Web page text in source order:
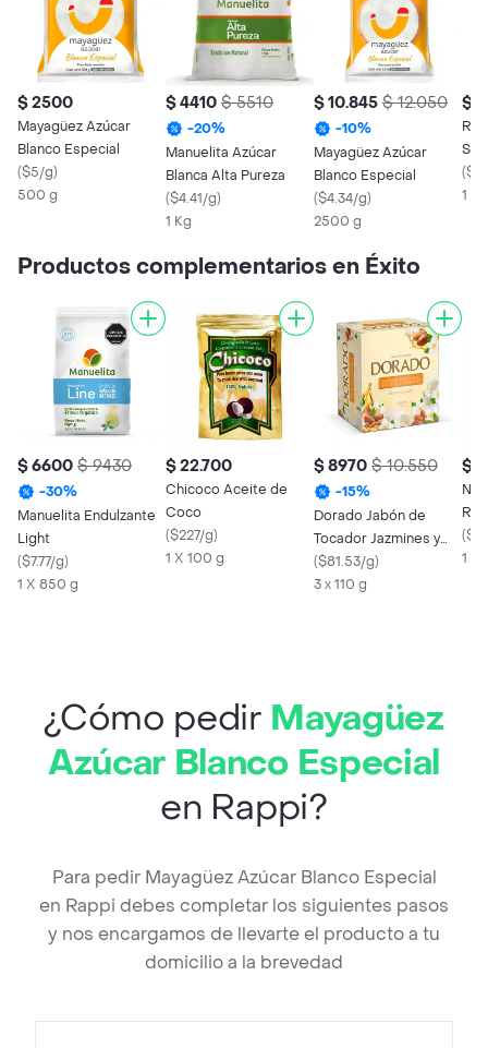
$ 2500
Mayagüez Azúcar
Blanco Especial
($5/g)
500 g
$ 4410 $ 5510
-20%
Manuelita Azúcar
Blanca Alta Pureza
($4.41/g)
1 Kg
$ 10.845 $ 12.050
-10%
Mayagüez Azúcar
Blanco Especial
($4.34/g)
2500 g
$
(
1 Kg
Productos complementarios en Éxito
$ 6600 $ 9430
-30%
Manuelita Endulzante
Light
($7.77/g)
1 X 850 g
$ 22.700
Chicoco Aceite de
Coco
($227/g)
1 X 100 g
$ 8970 $ 10.550
-15%
Dorado Jabón de
Tocador Jazmines y
Aceite de Almendras
($81.53/g)
3 x 110 g
$
(
1 X
¿Cómo pedir Mayagüez
Azúcar Blanco Especial
en Rappi?
Para pedir Mayagüez Azúcar Blanco Especial
en Rappi debes completar los siguientes pasos
y nos encargamos de llevarte el producto a tu
domicilio a la brevedad